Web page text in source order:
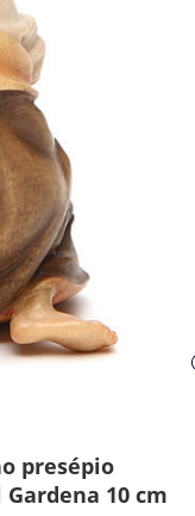
presépio
10 cm